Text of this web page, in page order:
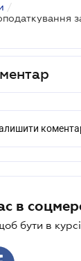
/
в
бути в